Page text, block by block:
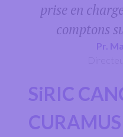
prise en
comptons
Pr.
SiRIC
CURAMUS